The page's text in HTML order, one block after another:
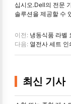
십시오.Dell의 전문
솔루션을 제공할 수
이전: 냉동식품 라벨
다음: 열전사 세트 인
최신 기사